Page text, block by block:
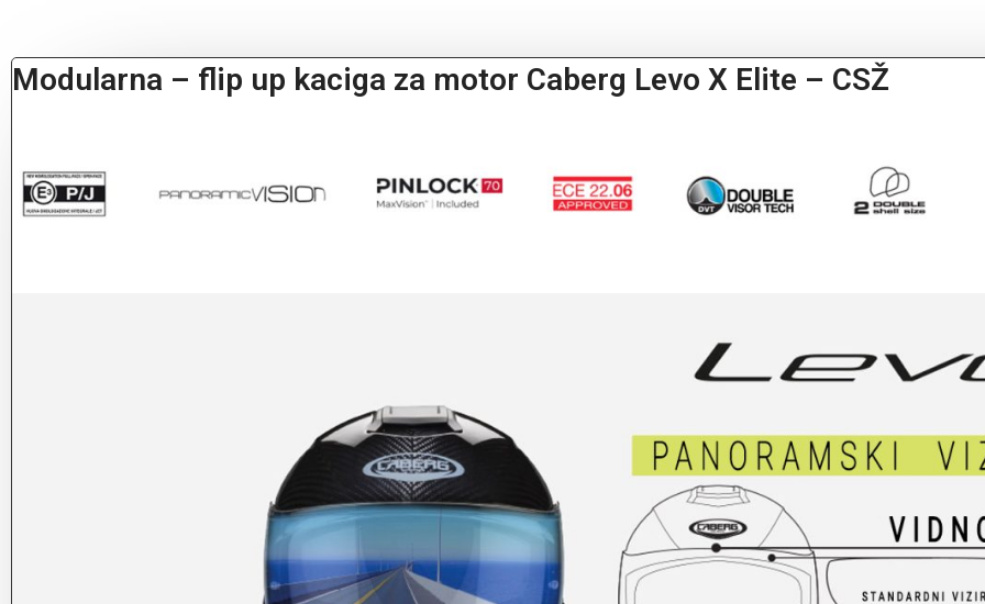
Modularna – flip up kaciga za motor Caberg Levo X Elite – CSŽ